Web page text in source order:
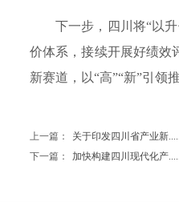
下一步，四川将“以
价体系，接续开展好绩效
新赛道，以“高”“新”引领
上一篇：
关于印发四川省产业新
下一篇：
加快构建四川现代化产